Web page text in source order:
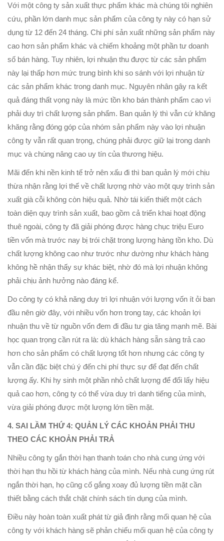
Với một công ty sản xuất thực phẩm khác mà chúng tôi nghiên
cứu, phần lớn danh mục sản phẩm của công ty này có hạn sử
dụng từ 12 đến 24 tháng. Chi phí sản xuất những sản phẩm này
cao hơn sản phẩm khác và chiếm khoảng một phần tư doanh
số bán hàng. Tuy nhiên, lợi nhuận thu được từ các sản phẩm
này lại thấp hơn mức trung bình khi so sánh với lợi nhuận từ
các sản phẩm khác trong danh mục. Nguyên nhân gây ra kết
quả đáng thất vọng này là mức tồn kho bán thành phẩm cao vì
phải duy trì chất lượng sản phẩm. Ban quản lý thì vẫn cứ khăng
khăng rằng đóng góp của nhóm sản phẩm này vào lợi nhuận
công ty vẫn rất quan trọng, chúng phải được giữ lại trong danh
mục và chúng nâng cao uy tín của thương hiệu.
Mãi đến khi nền kinh tế trở nên xấu đi thì ban quản lý mới chịu
thừa nhận rằng lợi thế về chất lượng nhờ vào một quy trình sản
xuất già cỗi không còn hiệu quả. Nhờ tái kiến thiết một cách
toàn diện quy trình sản xuất, bao gồm cả triển khai hoạt động
thuê ngoài, công ty đã giải phóng được hàng chục triệu Euro
tiền vốn mà trước nay bị trói chặt trong lượng hàng tồn kho. Dù
chất lượng không cao như trước như dường như khách hàng
không hề nhận thấy sự khác biệt, nhờ đó mà lợi nhuận không
phải chịu ảnh hưởng nào đáng kể.
Do công ty có khả năng duy trì lợi nhuận với lượng vốn ít ỏi ban
đầu nên giờ đây, với nhiều vốn hơn trong tay, các khoản lợi
nhuận thu về từ nguồn vốn đem đi đầu tư gia tăng mạnh mẽ. Bài
học quan trọng cần rút ra là: dù khách hàng sẵn sàng trả cao
hơn cho sản phẩm có chất lượng tốt hơn nhưng các công ty
vẫn cần đặc biệt chú ý đến chi phí thực sự để đạt đến chất
lượng ấy. Khi hy sinh một phần nhỏ chất lượng để đổi lấy hiệu
quả cao hơn, công ty có thể vừa duy trì danh tiếng của mình,
vừa giải phóng được một lượng lớn tiền mặt.
4. SAI LẦM THỨ 4: QUẢN LÝ CÁC KHOẢN PHẢI THU
THEO CÁC KHOẢN PHẢI TRẢ
Nhiều công ty gắn thời hạn thanh toán cho nhà cung ứng với
thời hạn thu hồi từ khách hàng của mình. Nếu nhà cung ứng rút
ngắn thời hạn, họ cũng cố gắng xoay đủ lượng tiền mặt cần
thiết bằng cách thắt chặt chính sách tín dụng của mình.
Điều này hoàn toàn xuất phát từ giả định rằng mối quan hệ của
công ty với khách hàng sẽ phản chiếu mối quan hệ của công ty